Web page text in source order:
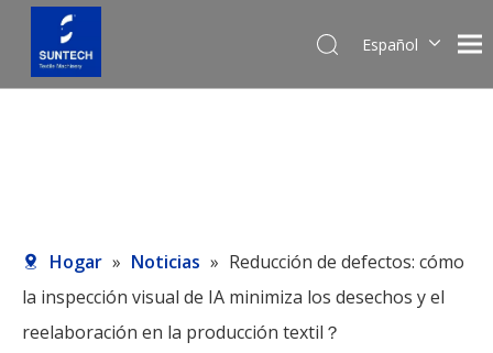
Español
Hogar » Noticias » Reducción de defectos: cómo
la inspección visual de IA minimiza los desechos y el
reelaboración en la producción textil？